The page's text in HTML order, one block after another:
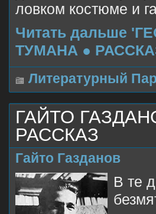
ловком костюме и
Читать дальше
ТУМАНА ●
Литературный
ГАЙТО
РАССКАЗ
Гайто Газданов
В те